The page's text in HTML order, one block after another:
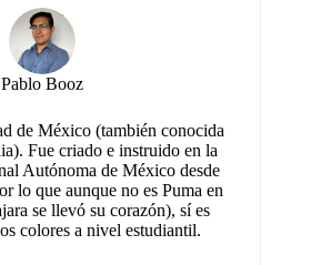
Pablo Booz
de México (también conocida
Fue criado e instruido en la
Autónoma de México desde
lo que aunque no es Puma en
se llevó su corazón), sí es
colores a nivel estudiantil.